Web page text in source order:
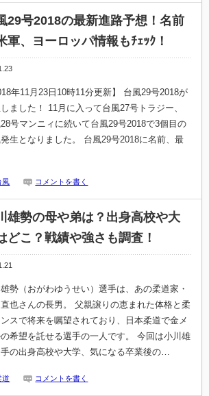
29号2018の最新進路予想！名前
軍、ヨーロッパ情報もﾁｪｯｸ！
年11月23日10時11分更新】 台風29号2018が
ました！ 11月に入って台風27号トラジー、
号マンニィに続いて台風29号2018で3個目の
生となりました。 台風29号2018に名前、最
風 コメントを書く
雄勢の母や弟は？出身高校や大
どこ？戦績や強さも調査！
勢（おがわゆうせい）選手は、あの柔道家・
也さんの長男。 父親譲りの恵まれた体格と柔
スで将来を嘱望されており、日本柔道で金メ
希望を託せる選手の一人です。 今回は小川雄
の出身高校や大学、気になる卒業後の…
道 コメントを書く